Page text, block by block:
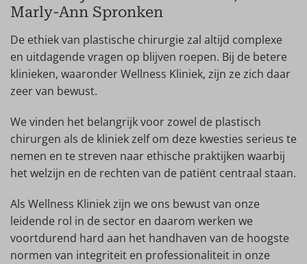
Marly-Ann Spronken
De ethiek van plastische chirurgie zal altijd complexe
en uitdagende vragen op blijven roepen. Bij de betere
klinieken, waaronder Wellness Kliniek, zijn ze zich daar
zeer van bewust.
We vinden het belangrijk voor zowel de plastisch
chirurgen als de kliniek zelf om deze kwesties serieus te
nemen en te streven naar ethische praktijken waarbij
het welzijn en de rechten van de patiënt centraal staan.
Als Wellness Kliniek zijn we ons bewust van onze
leidende rol in de sector en daarom werken we
voortdurend hard aan het handhaven van de hoogste
normen van integriteit en professionaliteit in onze